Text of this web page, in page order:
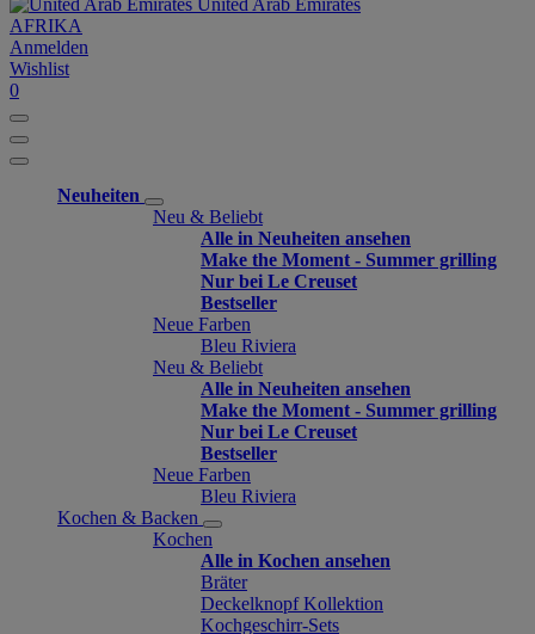
United Arab Emirates
AFRIKA
Anmelden
Wishlist
0
Neuheiten
Neu & Beliebt
Alle in Neuheiten ansehen
Make the Moment - Summer grilling
Nur bei Le Creuset
Bestseller
Neue Farben
Bleu Riviera
Neu & Beliebt
Alle in Neuheiten ansehen
Make the Moment - Summer grilling
Nur bei Le Creuset
Bestseller
Neue Farben
Bleu Riviera
Kochen & Backen
Kochen
Alle in Kochen ansehen
Bräter
Deckelknopf Kollektion
Kochgeschirr-Sets